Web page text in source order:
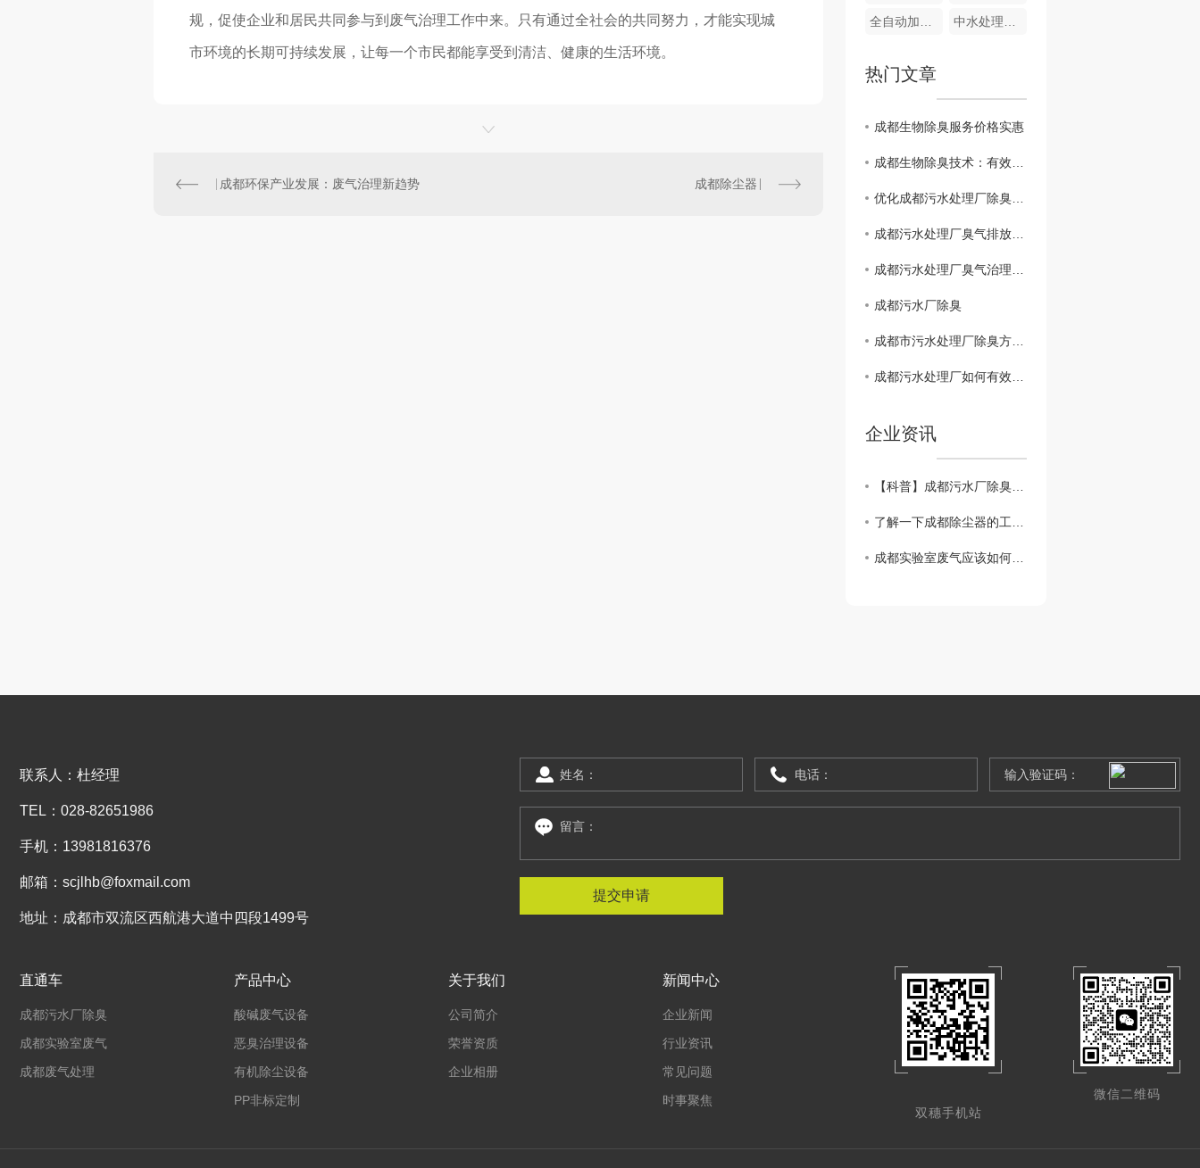
规，促使企业和居民共同参与到废气治理工作中来。只有通过全社会的共同努力，才能实现城
市环境的长期可持续发展，让每一个市民都能享受到清洁、健康的生活环境。
成都环保产业发展：废气治理新趋势 成都除尘器
全自动加药装置 中水处理系统
热门文章
成都生物除臭服务价格实惠
成都生物除臭技术：有效清除异味
优化成都污水处理厂除臭设备效果的关键
成都污水处理厂臭气排放问题研究
成都污水处理厂臭气治理方案分享
成都污水厂除臭
成都市污水处理厂除臭方法探讨
成都污水处理厂如何有效除臭？
企业资讯
【科普】成都污水厂除臭用什么方法？
了解一下成都除尘器的工作原理
成都实验室废气应该如何处理？
联系人：杜经理
TEL：028-82651986
手机：13981816376
邮箱：scjlhb@foxmail.com
地址：成都市双流区西航港大道中四段1499号
提交申请
直通车
成都污水厂除臭
成都实验室废气
成都废气处理
产品中心
酸碱废气设备
恶臭治理设备
有机除尘设备
PP非标定制
关于我们
公司简介
荣誉资质
企业相册
新闻中心
企业新闻
行业资讯
常见问题
时事聚焦
双穗手机站
微信二维码